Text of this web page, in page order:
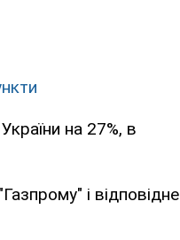
на 27%, в
і відповідне